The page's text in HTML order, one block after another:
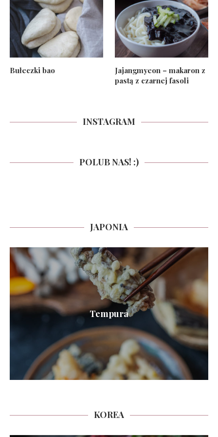
Bułeczki bao
Jajangmyeon – makaron z
pastą z czarnej fasoli
INSTAGRAM
POLUB NAS! :)
JAPONIA
Tempura
KOREA